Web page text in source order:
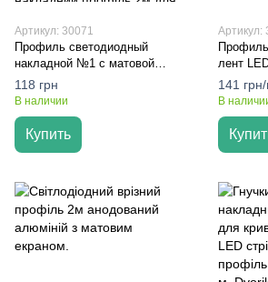
Артикул: 30071
Профиль светодиодный
накладной №1 с матовой
линзой 2м – Dvorik Led
118 грн
В наличии
Купить
Артикул:
лент
линзой)
141
В